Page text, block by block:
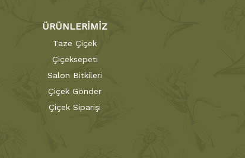
ÜRÜNLERİMİZ
Taze Çiçek
Çiçeksepeti
Salon Bitkileri
Çiçek Gönder
Çiçek Siparişi